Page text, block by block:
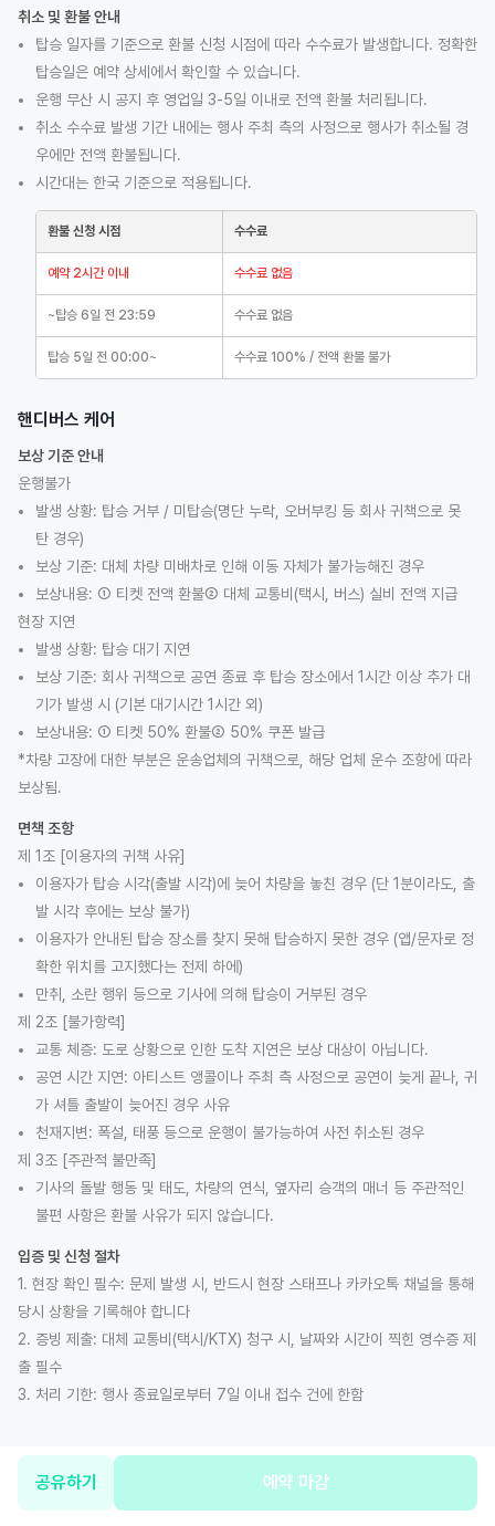
공유하기 예약 마감
취소 및 환불 안내
탑승 일자를 기준으로 환불 신청 시점에 따라 수수료가 발생합니다. 정확한
탑승일은 예약 상세에서 확인할 수 있습니다.
운행 무산 시 공지 후 영업일 3-5일 이내로 전액 환불 처리됩니다.
취소 수수료 발생 기간 내에는 행사 주최 측의 사정으로 행사가 취소될 경
우에만 전액 환불됩니다.
시간대는 한국 기준으로 적용됩니다.
환불 신청 시점 수수료
예약 2시간 이내 수수료 없음
~탑승 6일 전 23:59 수수료 없음
탑승 5일 전 00:00~ 수수료 100% / 전액 환불 불가
핸디버스 케어
보상 기준 안내
운행불가
발생 상황: 탑승 거부 / 미탑승(명단 누락, 오버부킹 등 회사 귀책으로 못
탄 경우)
보상 기준: 대체 차량 미배차로 인해 이동 자체가 불가능해진 경우
보상내용: ① 티켓 전액 환불② 대체 교통비(택시, 버스) 실비 전액 지급
현장 지연
발생 상황: 탑승 대기 지연
보상 기준: 회사 귀책으로 공연 종료 후 탑승 장소에서 1시간 이상 추가 대
기가 발생 시 (기본 대기시간 1시간 외)
보상내용: ① 티켓 50% 환불② 50% 쿠폰 발급
*차량 고장에 대한 부분은 운송업체의 귀책으로, 해당 업체 운수 조항에 따라
보상됨.
면책 조항
제 1조 [이용자의 귀책 사유]
이용자가 탑승 시각(출발 시각)에 늦어 차량을 놓친 경우 (단 1분이라도, 출
발 시각 후에는 보상 불가)
이용자가 안내된 탑승 장소를 찾지 못해 탑승하지 못한 경우 (앱/문자로 정
확한 위치를 고지했다는 전제 하에)
만취, 소란 행위 등으로 기사에 의해 탑승이 거부된 경우
제 2조 [불가항력]
교통 체증: 도로 상황으로 인한 도착 지연은 보상 대상이 아닙니다.
공연 시간 지연: 아티스트 앵콜이나 주최 측 사정으로 공연이 늦게 끝나, 귀
가 셔틀 출발이 늦어진 경우 사유
천재지변: 폭설, 태풍 등으로 운행이 불가능하여 사전 취소된 경우
제 3조 [주관적 불만족]
기사의 돌발 행동 및 태도, 차량의 연식, 옆자리 승객의 매너 등 주관적인
불편 사항은 환불 사유가 되지 않습니다.
입증 및 신청 절차
1. 현장 확인 필수: 문제 발생 시, 반드시 현장 스태프나 카카오톡 채널을 통해
당시 상황을 기록해야 합니다
2. 증빙 제출: 대체 교통비(택시/KTX) 청구 시, 날짜와 시간이 찍힌 영수증 제
출 필수
3. 처리 기한: 행사 종료일로부터 7일 이내 접수 건에 한함